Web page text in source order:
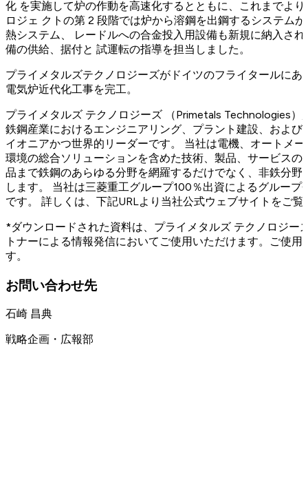
化 を実施して炉の作動を高速化するとともに、これまでよ
ロジェ クトの第 2 段階では炉から溶鋼を出鋼するシステム
熱システム、 レードルへの合金投入用設備も新規に納入さ
備の供給、据付と 試運転の指導を担当しました。
プライメタルズテクノロジーズがドイツのフライタールに
電気炉近代化工事を完工。
プライメタルズ テクノロジーズ （Primetals Technologies
鉄鋼産業におけるエンジニアリング、プラント建設、およ
イオニアかつ世界的リーダーです。 当社は電機、オートメ
環境の総合ソリューションを含めた技術、製品、サービス
品まで鉄鋼のあらゆる分野を網羅するだけでなく、非鉄分
します。 当社は三菱重工グループ100％出資によるグルー
です。 詳しくは、下記URLより当社公式ウェブサイトをご覧
*ダウンロードされた資料は、プライメタルズ テクノロジー
トナーによる情報発信においてご使用いただけます。ご使
す。
お問い合わせ先
石崎 昌典
戦略企画・広報部